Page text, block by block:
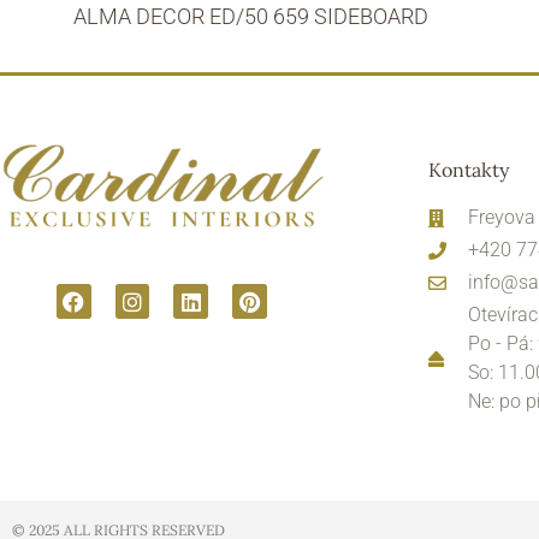
ALMA DECOR ED/50 659 SIDEBOARD
Kontakty
+420
Po -
So:
Ne: po
© 2025 ALL RIGHTS RESERVED​